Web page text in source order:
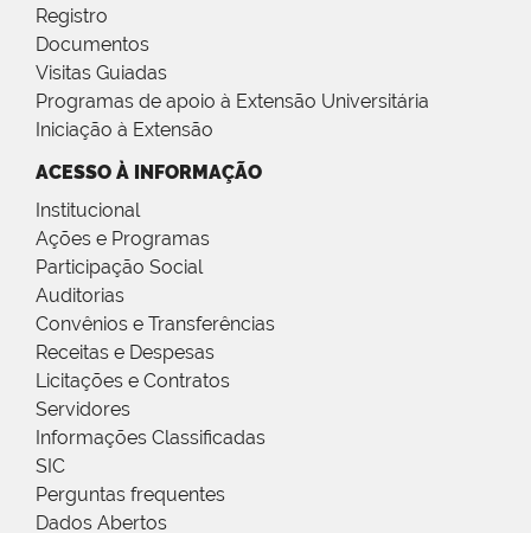
Registro
Documentos
Visitas Guiadas
Programas de apoio à Extensão Universitária
Iniciação à Extensão
ACESSO À INFORMAÇÃO
Institucional
Ações e Programas
Participação Social
Auditorias
Convênios e Transferências
Receitas e Despesas
Licitações e Contratos
Servidores
Informações Classificadas
SIC
Perguntas frequentes
Dados Abertos